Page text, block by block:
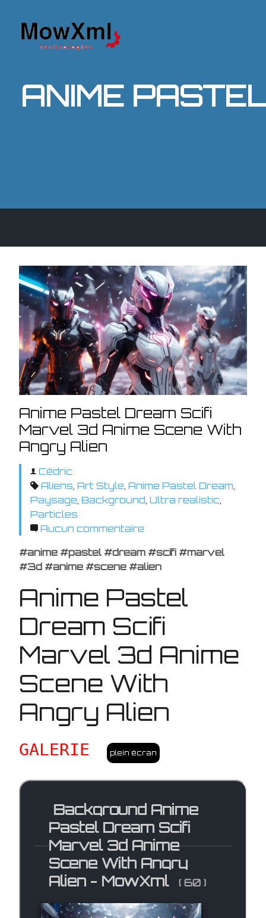
ANIME
Anime Pastel Dream Scifi
Marvel 3d Anime Scene With
Angry Alien
Cédric
Aliens Art Style Anime Pastel Dream
Paysage Background Ultra realistic
Particles
Aucun commentaire
#anime #pastel #dream #scifi #marvel
#3d #anime #scene #alien
Anime Pastel
Dream Scifi
Marvel 3d Anime
Scene With
Angry Alien
GALERIE plein écran